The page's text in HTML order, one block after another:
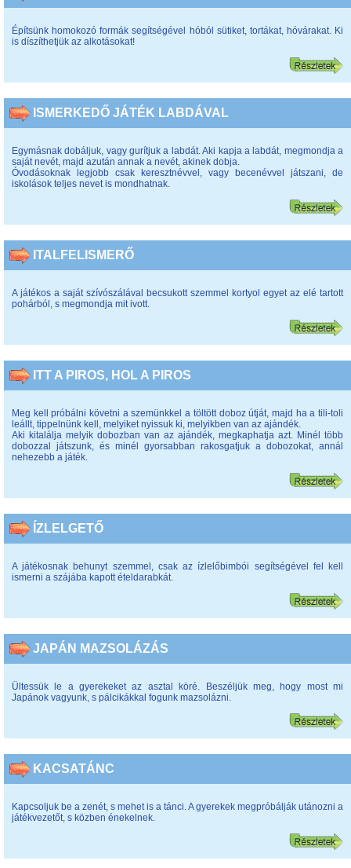
Építsünk homokozó formák segítségével hóból sütiket, tortákat, hóvárakat. Ki
is díszíthetjük az alkotásokat!
ISMERKEDŐ JÁTÉK LABDÁVAL
Egymásnak dobáljuk, vagy gurítjuk a labdát. Aki kapja a labdát, megmondja a
saját nevét, majd azután annak a nevét, akinek dobja.
Óvodásoknak legjobb csak keresztnévvel, vagy becenévvel játszani, de
iskolások teljes nevet is mondhatnak.
ITALFELISMERŐ
A játékos a saját szívószálával becsukott szemmel kortyol egyet az elé tartott
pohárból, s megmondja mit ivott.
ITT A PIROS, HOL A PIROS
Meg kell próbálni követni a szemünkkel a töltött doboz útját, majd ha a tili-toli
leállt, tippelnünk kell, melyiket nyissuk ki, melyikben van az ajándék.
Aki kitalálja melyik dobozban van az ajándék, megkaphatja azt. Minél több
dobozzal játszunk, és minél gyorsabban rakosgatjuk a dobozokat, annál
nehezebb a játék.
ÍZLELGETŐ
A játékosnak behunyt szemmel, csak az ízlelőbimbói segítségével fel kell
ismerni a szájába kapott ételdarabkát.
JAPÁN MAZSOLÁZÁS
Ültessük le a gyerekeket az asztal köré. Beszéljük meg, hogy most mi
Japánok vagyunk, s pálcikákkal fogunk mazsolázni.
KACSATÁNC
Kapcsoljuk be a zenét, s mehet is a tánci. A gyerekek megpróbálják utánozni a
játékvezetőt, s közben énekelnek.